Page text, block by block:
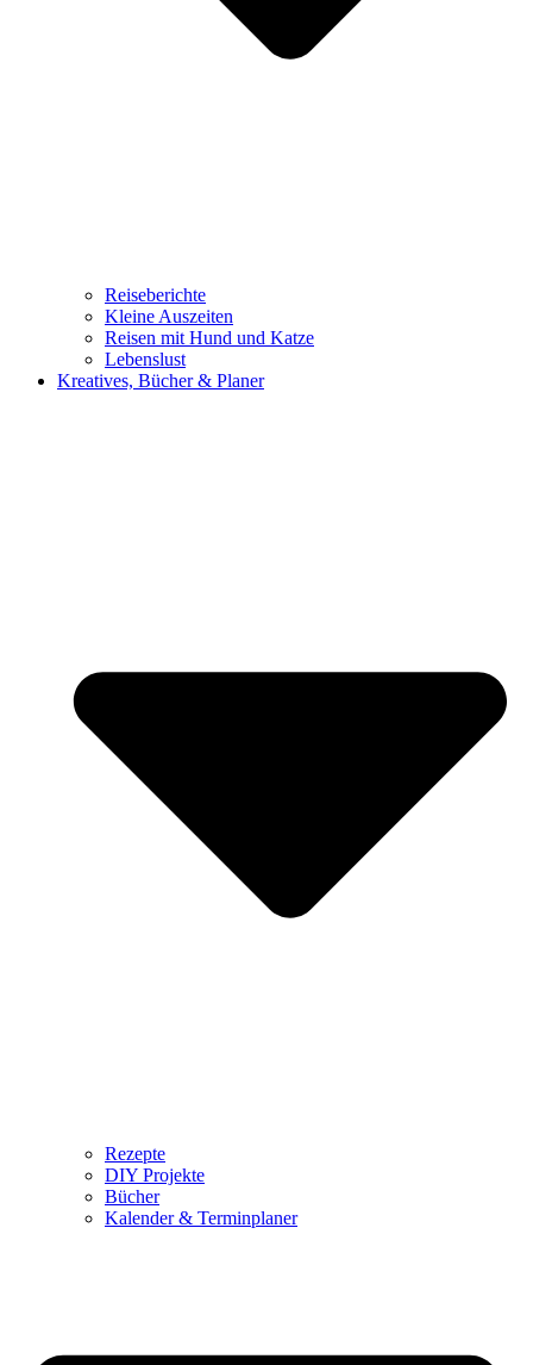
Reiseberichte
Kleine Auszeiten
Reisen mit Hund und Katze
Lebenslust
Kreatives, Bücher & Planer
Rezepte
DIY Projekte
Bücher
Kalender & Terminplaner